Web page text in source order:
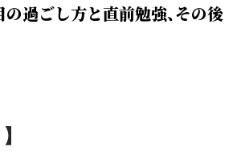
過ごし方と直前勉強、その後
】